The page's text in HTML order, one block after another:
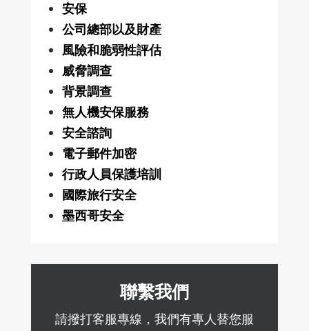
安保
公司總部以及財產
風險和脆弱性評估
威脅調查
背景調查
無人機安保服務
安全諮詢
電子郵件加密
行政人員保護培訓
國際旅行安全
墨西哥安全
聯繫我們
請撥打客服專線，我們有專人替您服